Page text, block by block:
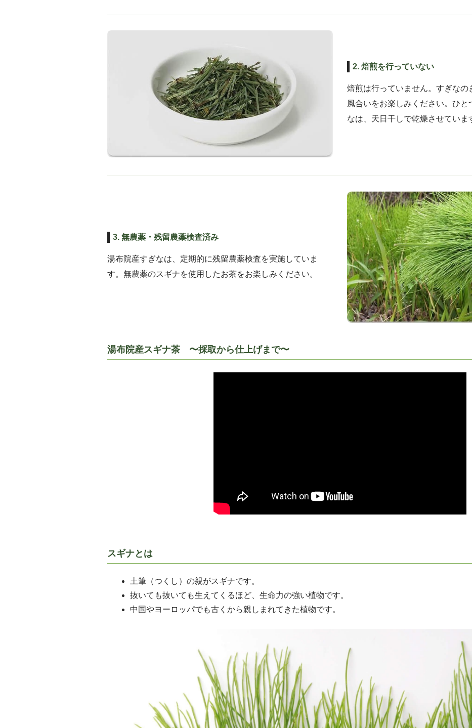
2. 焙煎を行っていない
焙煎は行っていません。すぎなの
風合いをお楽しみください。ひ
なは、天日干しで乾燥させていま
3. 無農薬・残留農薬検査済み
湯布院産すぎなは、定期的に残留農薬検査を実施していま
す。無農薬のスギナを使用したお茶をお楽しみください。
湯布院産スギナ茶 〜採取から仕上げまで〜
スギナとは
土筆（つくし）の親がスギナです。
抜いても抜いても生えてくるほど、生命力の強い植物です。
中国やヨーロッパでも古くから親しまれてきた植物です。